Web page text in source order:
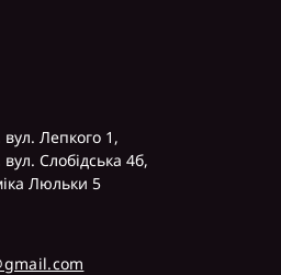
Лепкого 1,
Слобідська 4б,
Люльки 5